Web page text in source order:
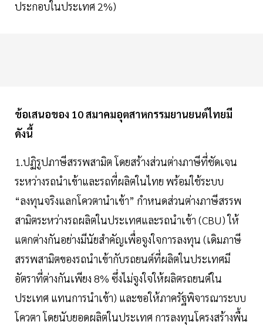
ประกอบในประเทศ 2%)
ข้อเสนอของ 10 สมาคมอุตสาหกรรมยานยนต์ไทยมี
ดังนี้
1.ปฏิรูปภาษีสรรพสามิต โดยสร้างส่วนต่างภาษีที่ชัดเจน
ระหว่างรถนำเข้าและรถที่ผลิตในไทย พร้อมใช้ระบบ
“ลงทุนจริงแลกโควตานำเข้า” กำหนดส่วนต่างภาษีสรรพ
สามิตระหว่างรถผลิตในประเทศและรถนำเข้า (CBU) ให้
แตกต่างกันอย่างมีนัยสำคัญเพื่อจูงใจการลงทุน (เดิมภาษี
สรรพสามิตของรถนำเข้ากับรถยนต์ที่ผลิตในประเทศมี
อัตราที่ต่างกันเพียง 8% ซึ่งไม่จูงใจให้ผลิตรถยนต์ใน
ประเทศ แทนการนำเข้า) และขอให้ภาครัฐพิจารณาระบบ
โควตา โดยนับยอดผลิตในประเทศ การลงทุนโครงสร้างพื้น